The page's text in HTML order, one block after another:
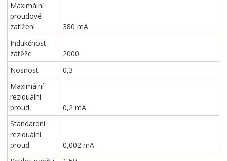
Maximální
proudové
zatížení
380 mA
Indukčnost
zátěže
2000
Nosnost
0,3
Maximální
reziduální
proud
0,2 mA
Standardní
reziduální
proud
0,002 mA